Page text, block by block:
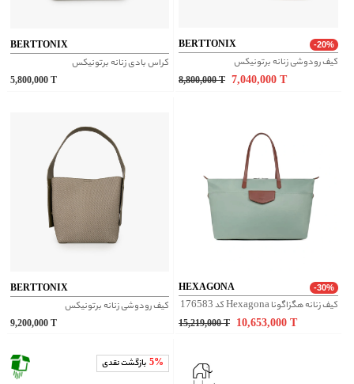
BERTTONIX
کراس بادی زنانه برتونیکس
5,800,000
BERTTONIX -20%
کیف رودوشی زنانه برتونیکس
8,800,000 T 7,040,000
BERTTONIX
کیف رودوشی زنانه برتونیکس
9,200,000
HEXAGONA -30%
کیف زنانه هگزاگونا Hexagona کد 176583
15,219,000 T 10,653,000
5% بازگشت نقدی